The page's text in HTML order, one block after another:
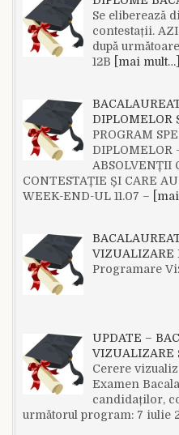
Se eliberează
contestații.
după
12B
[mai mult…]
DIPLOMELOR
PROGRAM
DIPLOMELOR
ABSOLVENȚII
CONTESTAȚIE ȘI CARE
WEEK-END-UL 11.07 –
VIZUALIZARE
Programare
UPDATE –
VIZUALIZARE
Cerere
Examen
candidaților,
următorul program: 7 iulie